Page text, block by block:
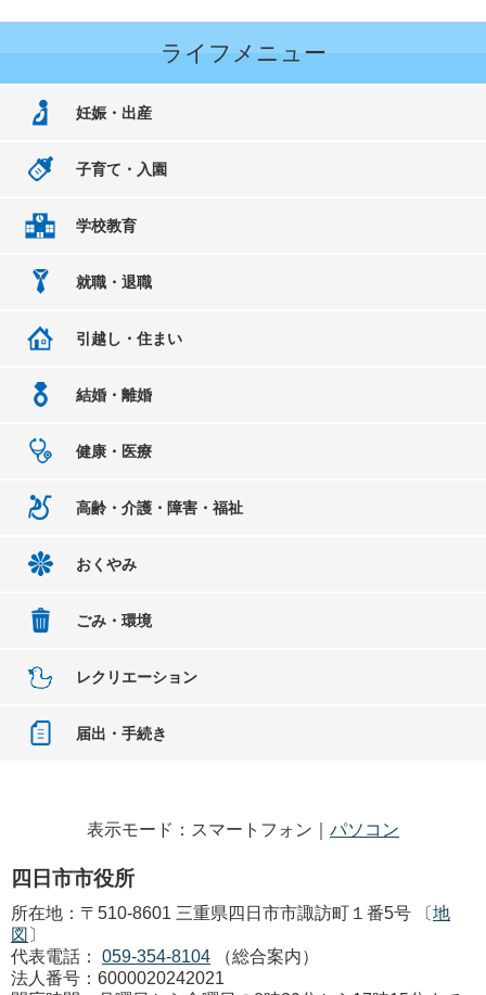
ライフメニュー
妊娠・出産
子育て・入園
学校教育
就職・退職
引越し・住まい
結婚・離婚
健康・医療
高齢・介護・障害・福祉
おくやみ
ごみ・環境
レクリエーション
届出・手続き
表示モード：スマートフォン｜ パソコン
四日市市役所
所在地：〒510-8601 三重県四日市市諏訪町１番5号 〔地
図 〕
代表電話：
059-354-8104
（総合案内）
法人番号：6000020242021